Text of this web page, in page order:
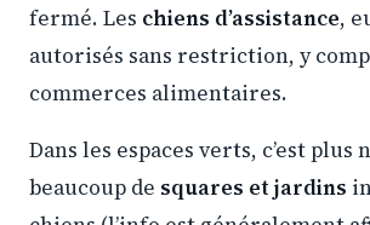
fermé. Les chiens d’assistance,
autorisés sans restriction, y
commerces alimentaires.
Dans les espaces verts, c’est plus
beaucoup de squares et jardins